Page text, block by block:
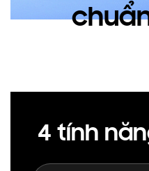
4 tính